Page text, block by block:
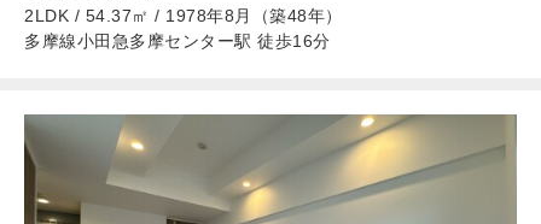
2LDK / 54.37㎡ / 1978年8月（築48年）
多摩線小田急多摩センター駅 徒歩16分